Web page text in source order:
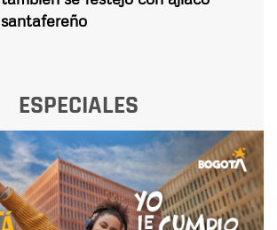
santafereño
ESPECIALES